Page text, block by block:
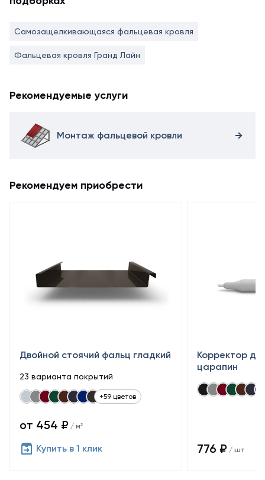
Самозащелкивающаяся фальцевая кровля
Фальцевая кровля Гранд Лайн
Рекомендуемые услуги
Монтаж фальцевой кровли
Рекомендуем приобрести
Двойной стоячий фальц гладкий
23 варианта покрытий
+59 цветов
от 454 ₽ / м²
Купить в 1 клик
Корректор
царапин
776 ₽ / шт